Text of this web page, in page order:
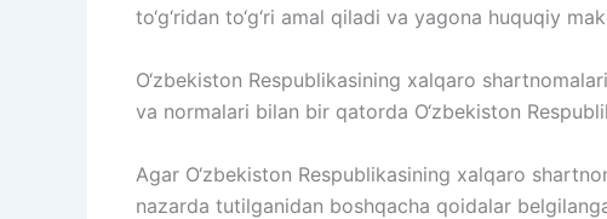
to‘g‘ridan to‘g‘ri amal qiladi va yagona huquqiy
O‘zbekiston Respublikasining xalqaro
va normalari bilan bir qatorda O‘zbekiston
Agar O‘zbekiston Respublikasining xalqaro
nazarda tutilganidan boshqacha qoidalar